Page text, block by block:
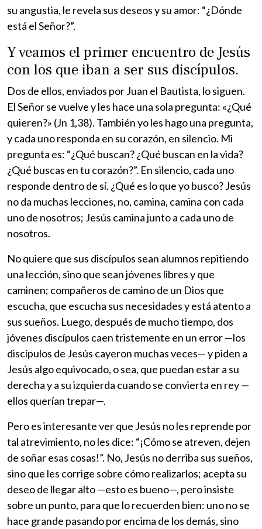
su angustia, le revela sus deseos y su amor: “¿Dónde
está el Señor?”.
Y veamos el primer encuentro de Jesús
con los que iban a ser sus discípulos.
Dos de ellos, enviados por Juan el Bautista, lo siguen.
El Señor se vuelve y les hace una sola pregunta: «¿Qué
quieren?» (Jn 1,38). También yo les hago una pregunta,
y cada uno responda en su corazón, en silencio. Mi
pregunta es: “¿Qué buscan? ¿Qué buscan en la vida?
¿Qué buscas en tu corazón?”. En silencio, cada uno
responde dentro de sí. ¿Qué es lo que yo busco? Jesús
no da muchas lecciones, no, camina, camina con cada
uno de nosotros; Jesús camina junto a cada uno de
nosotros.
No quiere que sus discípulos sean alumnos repitiendo
una lección, sino que sean jóvenes libres y que
caminen; compañeros de camino de un Dios que
escucha, que escucha sus necesidades y está atento a
sus sueños. Luego, después de mucho tiempo, dos
jóvenes discípulos caen tristemente en un error —los
discípulos de Jesús cayeron muchas veces— y piden a
Jesús algo equivocado, o sea, que puedan estar a su
derecha y a su izquierda cuando se convierta en rey —
ellos querían trepar—.
Pero es interesante ver que Jesús no les reprende por
tal atrevimiento, no les dice: “¡Cómo se atreven, dejen
de soñar esas cosas!”. No, Jesús no derriba sus sueños,
sino que les corrige sobre cómo realizarlos; acepta su
deseo de llegar alto —esto es bueno—, pero insiste
sobre un punto, para que lo recuerden bien: uno no se
hace grande pasando por encima de los demás, sino